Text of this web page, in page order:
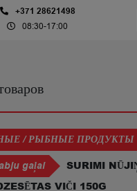
+371 28621498
08:30-17:00
/ РЫБНЫЕ ПРОДУКТЫ
gaļai
SURIMI
VIČI 150G